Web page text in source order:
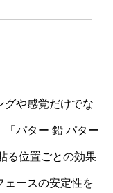
グや感覚だけでな
「パター 鉛 パター
る位置ごとの効果
ェースの安定性を